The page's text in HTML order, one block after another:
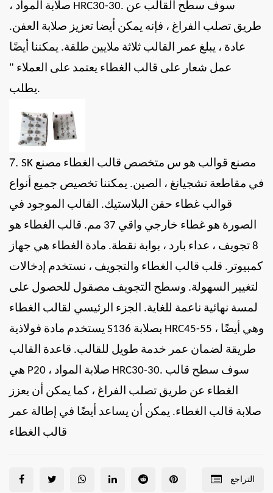
، صلابة المواد HRC30-30. سوف سطح القالب عن
طريق تصلب الفراغ ، فإنه يمكن أيضا تعزيز صلابة العفن.
عادة ، يبلغ عمر القالب ثلاثة ملايين طلقة. يمكننا أيضًا
عمل شعار على قالب الغطاء يعتمد على العملاء "
يطلب.
7. SK مصنع قوالب هو س متخصص قالب الغطاء مصنع
في مقاطعة تشجيانغ ، الصين. يمكننا تخصيص جميع أنواع
قوالب غطاء حقن البلاستيك. القالب الموجود في
الصورة هو غطاء خارجي واقي 37 مم. قالب الغطاء هو
8 تجويف ، عداء بارد ، بوابة نقطة. مادة الغطاء هي جهاز
كمبيوتر. قلب قالب الغطاء والتجويف ، نستخدم إدخالات
لتغيير السهولة. وسطح التجويف مصقول للحصول على
لمسة نهائية ناعمة للغاية. الجزء الرئيسي لقالب الغطاء
يستخدم مادة فولاذية S136 بصلابة HRC45-55 ، وهي أيضًا
طريقة لضمان عمر خدمة طويل للقالب. قاعدة القالب
هي P20 ، صلابة المواد HRC30-30. سوف سطح قالب
الغطاء عن طريق تصلب الفراغ ، كما يمكن أن يعزز
صلابة قالب الغطاء. يمكن أن يساعد أيضًا في إطالة عمر
قالب الغطاء
التراجع